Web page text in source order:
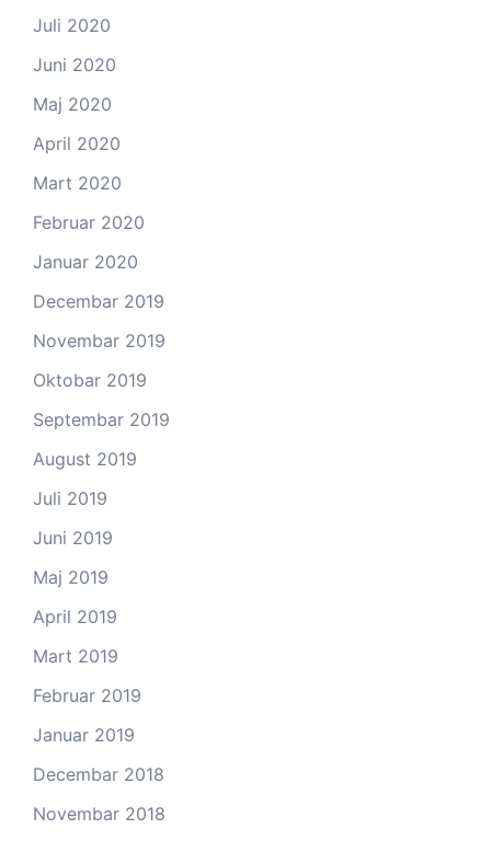
Juli 2020
Juni 2020
Maj 2020
April 2020
Mart 2020
Februar 2020
Januar 2020
Decembar 2019
Novembar 2019
Oktobar 2019
Septembar 2019
August 2019
Juli 2019
Juni 2019
Maj 2019
April 2019
Mart 2019
Februar 2019
Januar 2019
Decembar 2018
Novembar 2018